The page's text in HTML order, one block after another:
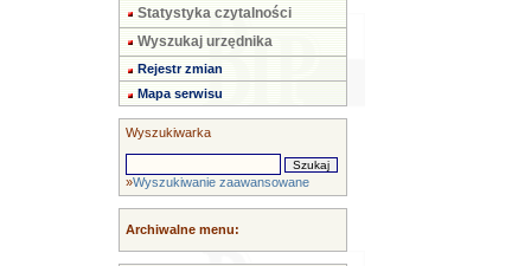
Statystyka czytalności
Wyszukaj urzędnika
Rejestr zmian
Mapa serwisu
Wyszukiwarka
»Wyszukiwanie zaawansowane
Archiwalne menu: